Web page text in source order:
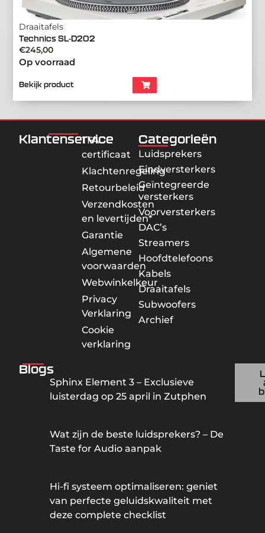
Draaitafels
Technics SL-D202
€245,00
Op voorraad
Bekijk product
Klantenservice
TFA
certificaat
Klachtenregeling
Retourbeleid
Verzendkosten
en levertijden*
Garantie
Algemene
voorwaarden
Webwinkelkeur
Privacy
Verklaring
Cookie
verklaring
Categorieën
Luidsprekers
Eindversterkers
Geïntegreerde
versterkers
Voorversterkers
DAC’s
Streamers
Hoofdtelefoons
Kabels
Draaitafels
Subwoofers
Archief
Blogs
Sphinx Element 3 – Exclusieve
luisterdag op 25 april in Zutphen
Wat zijn de beste luidsprekers? – De
Taste for Audio aanpak
Hi-fi systeem optimaliseren: geniet
van perfecte geluidskwaliteit met
deze complete checklist